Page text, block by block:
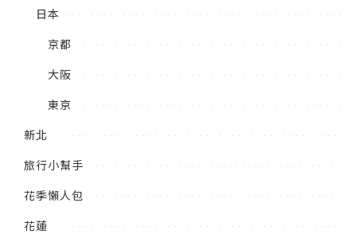
日本
京都
大阪
東京
新北
旅行小幫手
花季懶人包
花蓮